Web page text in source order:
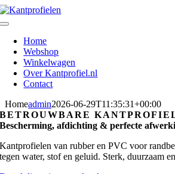
Skip
to
Toggle
NavigationHome
Webshop
Winkelwagen
Over Kantprofiel.nl
Contact
Homeadmin2026-06-29T11:35:31+00:00
BETROUWBARE
Bescherming, afdichting & perfecte
Kantprofielen van rubber en PVC voor
tegen water, stof en geluid. Sterk, duurzaam